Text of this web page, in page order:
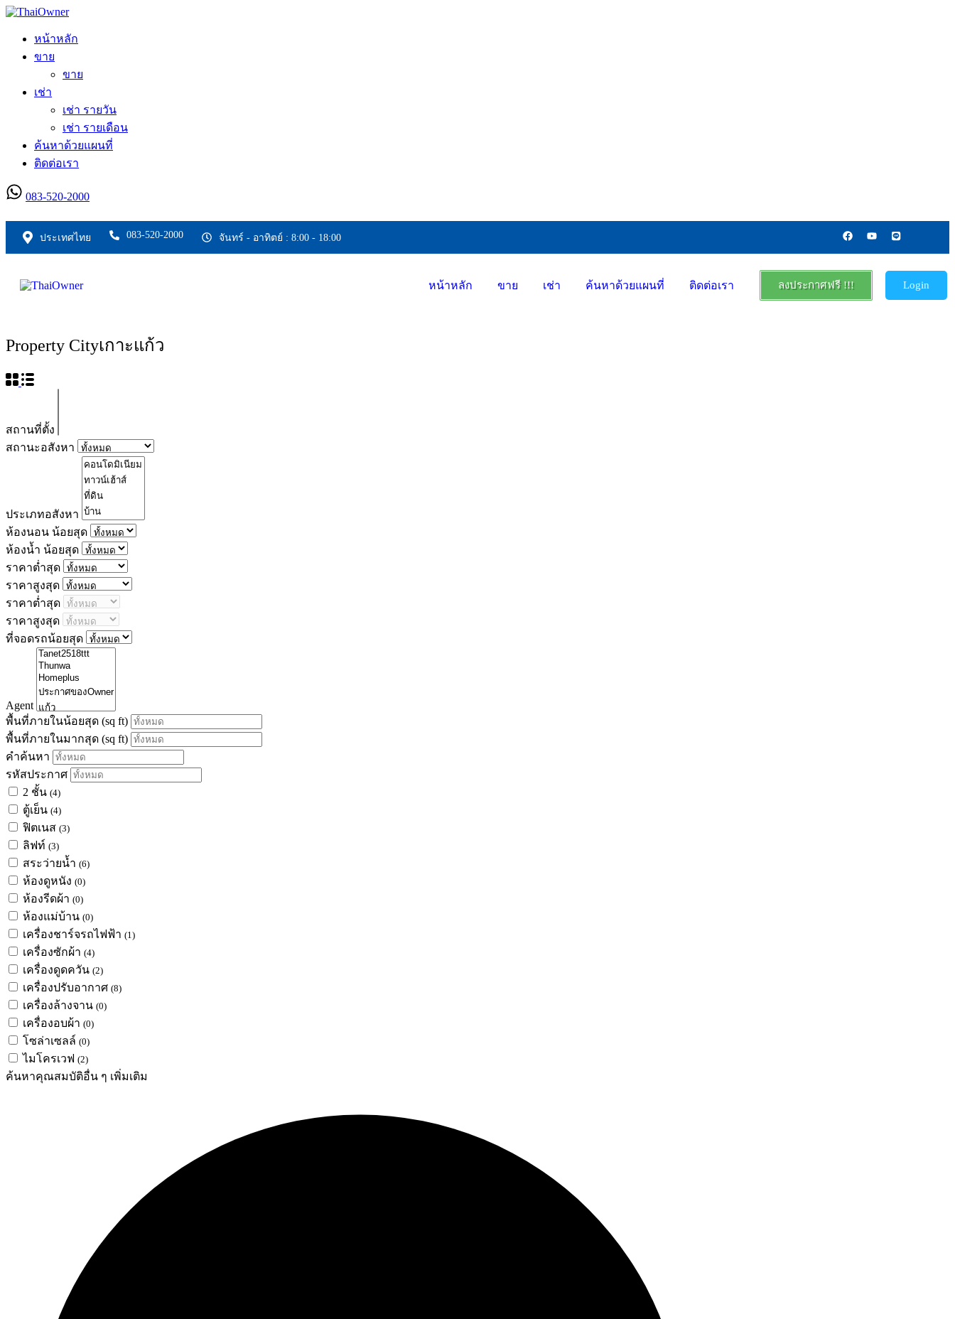
หน้าหลัก
ขาย
ขาย
เช่า
เช่า รายวัน
เช่า รายเดือน
ค้นหาด้วยแผนที่
ติดต่อเรา
083-520-2000
ประเทศไทย 083-520-2000 จันทร์ - อาทิตย์ : 8:00 - 18:00
หน้าหลัก ขาย เช่า ค้นหาด้วยแผนที่ ติดต่อเรา ลงประกาศฟรี !!! Login
Property Cityเกาะแก้ว
สถานที่ตั้ง
สถานะอสังหา
ประเภทอสังหา
ห้องนอน น้อยสุด
ห้องน้ำ น้อยสุด
ราคาต่ำสุด
ราคาสูงสุด
ราคาต่ำสุด
ราคาสูงสุด
ที่จอดรถน้อยสุด
Agent
พื้นที่ภายในน้อยสุด (sq ft)
พื้นที่ภายในมากสุด (sq ft)
คำค้นหา
รหัสประกาศ
2 ชั้น (4)
ตู้เย็น (4)
ฟิตเนส (3)
ลิฟท์ (3)
สระว่ายน้ำ (6)
ห้องดูหนัง (0)
ห้องรีดผ้า (0)
ห้องแม่บ้าน (0)
เครื่องชาร์จรถไฟฟ้า (1)
เครื่องซักผ้า (4)
เครื่องดูดควัน (2)
เครื่องปรับอากาศ (8)
เครื่องล้างจาน (0)
เครื่องอบผ้า (0)
โซล่าเซลล์ (0)
ไมโครเวฟ (2)
ค้นหาคุณสมบัติอื่น ๆ เพิ่มเติม